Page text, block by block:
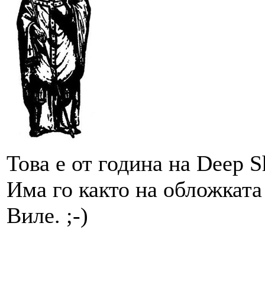
Това е от година на
Има го както на
Виле. ;-)